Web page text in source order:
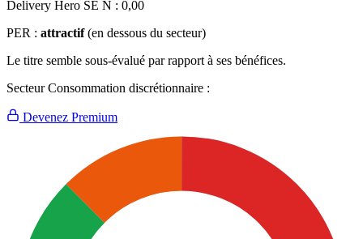
Delivery Hero SE N : 0,00
PER : attractif (en dessous du secteur)
Le titre semble sous-évalué par rapport à ses bénéfices.
Secteur Consommation discrétionnaire :
Devenez Premium